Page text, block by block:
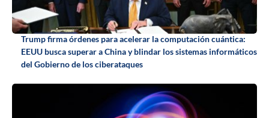
Trump firma órdenes para acelerar la computación cuántica:
EEUU busca superar a China y blindar los sistemas informáticos
del Gobierno de los ciberataques